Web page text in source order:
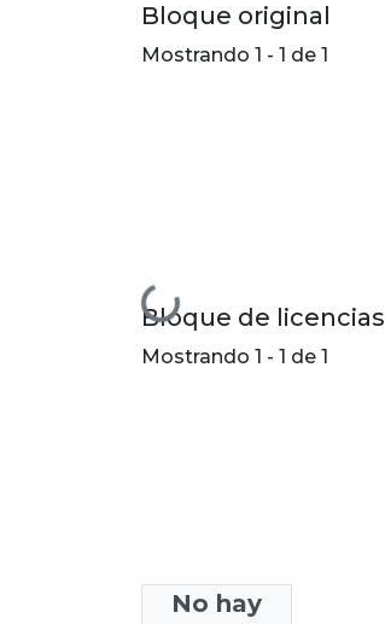
Bloque original
Mostrando 1 - 1 de 1
Cargando...
Bloque de licencias
Mostrando 1 - 1 de 1
No hay
Colecciones